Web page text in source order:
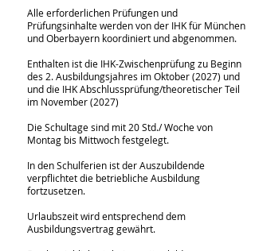
Alle erforderlichen Prüfungen und
Prüfungsinhalte werden von der IHK für München
und Oberbayern koordiniert und abgenommen.
Enthalten ist die IHK-Zwischenprüfung zu Beginn
des 2. Ausbildungsjahres im Oktober (2027) und
und die IHK Abschlussprüfung/theoretischer Teil
im November (2027)
Die Schultage sind mit 20 Std./ Woche von
Montag bis Mittwoch festgelegt.
In den Schulferien ist der Auszubildende
verpflichtet die betriebliche Ausbildung
fortzusetzen.
Urlaubszeit wird entsprechend dem
Ausbildungsvertrag gewährt.